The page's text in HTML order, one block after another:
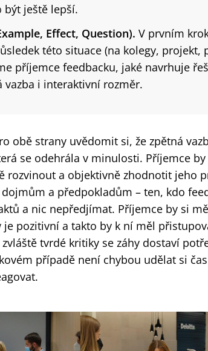
být ještě lepší.
Effect, Question). V prvním
této situace (na kolegy, projekt,
příjemce feedbacku, jaké navrhuje
vazba i interaktivní rozměr.
obě strany uvědomit si, že zpětná
se odehrála v minulosti. Příjemce
rozvinout a objektivně zhodnotit jeho
a předpokladům – ten, kdo
a nic nepředjímat. Příjemce by si
je pozitivní a takto by k ní měl
tvrdé kritiky se záhy dostaví
případě není chybou udělat si